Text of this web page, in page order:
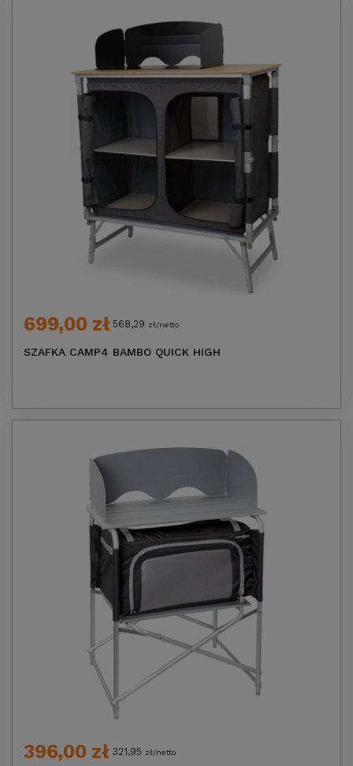
699,00 zł 568,29 zł/netto
SZAFKA CAMP4 BAMBO QUICK HIGH
396,00 zł 321,95 zł/netto